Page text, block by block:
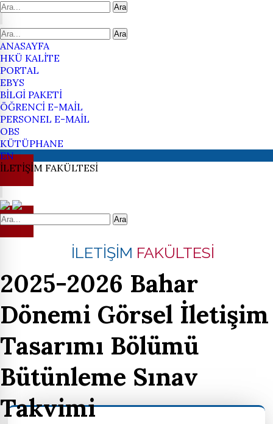
Ara
Ara
ANASAYFA
HKÜ KALİTE
PORTAL
EBYS
BİLGİ PAKETİ
ÖĞRENCİ E-MAİL
PERSONEL E-MAİL
OBS
KÜTÜPHANE
EN
İLETİŞİM FAKÜLTESİ
Ara
İLETİŞİM FAKÜLTESİ
2025-2026 Bahar
Dönemi Görsel İletişim
Tasarımı Bölümü
Bütünleme Sınav
Takvimi